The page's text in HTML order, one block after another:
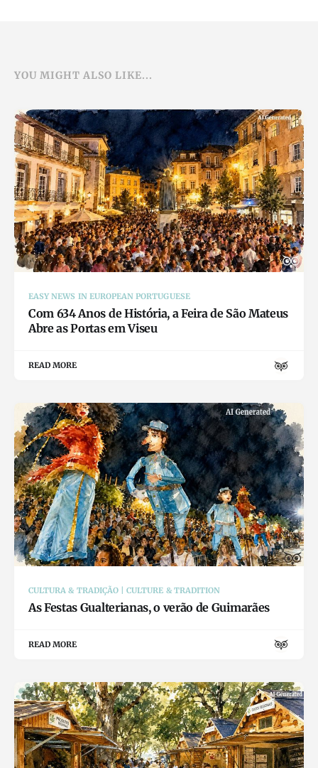
YOU MIGHT ALSO LIKE...
EASY NEWS IN EUROPEAN PORTUGUESE
Com 634 Anos de História, a Feira de São Mateus
Abre as Portas em Viseu
READ MORE
CULTURA & TRADIÇÃO | CULTURE & TRADITION
As Festas Gualterianas, o verão de Guimarães
READ MORE